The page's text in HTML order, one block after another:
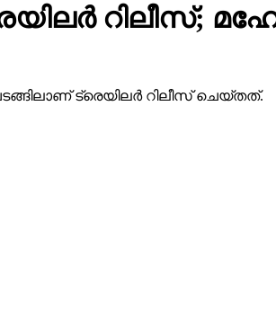
റിലീസ്;
ട്രെയിലര്‍ റിലീസ് ചെയ്തത്.